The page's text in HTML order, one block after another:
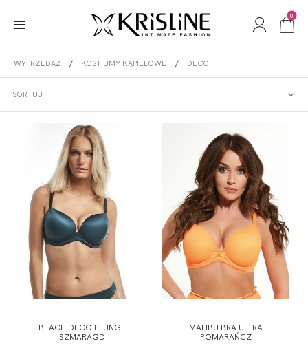
0
WYPRZEDAŻ KOSTIUMY KĄPIELOWE DECO
SORTUJ
DECO
BEACH DECO PLUNGE
SZMARAGD
MALIBU BRA ULTRA
POMARAŃCZ